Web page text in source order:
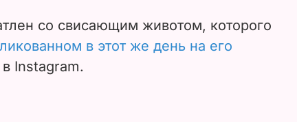
d
e
o
со свисающим животом, которого
в этот же день на его
в Instagram.